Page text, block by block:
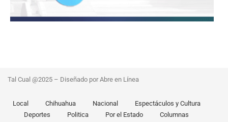
Tal Cual @2025 – Diseñado por Abre en Línea
Local Chihuahua Nacional
Espectáculos y Cultura
Deportes
Politica Por el Estado Columnas